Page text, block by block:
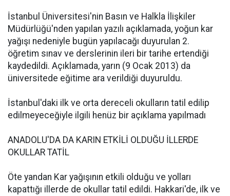
İstanbul Üniversitesi'nin Basın ve Halkla İlişkiler
Müdürlüğü'nden yapılan yazılı açıklamada, yoğun kar
yağışı nedeniyle bugün yapılacağı duyurulan 2.
öğretim sınav ve derslerinin ileri bir tarihe ertendiği
kaydedildi. Açıklamada, yarın (9 Ocak 2013) da
üniversitede eğitime ara verildiği duyuruldu.
İstanbul'daki ilk ve orta dereceli okulların tatil edilip
edilmeyeceğiyle ilgili henüz bir açıklama yapılmadı
ANADOLU'DA DA KARIN ETKİLİ OLDUĞU İLLERDE
OKULLAR TATİL
Öte yandan Kar yağışının etkili olduğu ve yolları
kapattığı illerde de okullar tatil edildi. Hakkari'de, ilk ve